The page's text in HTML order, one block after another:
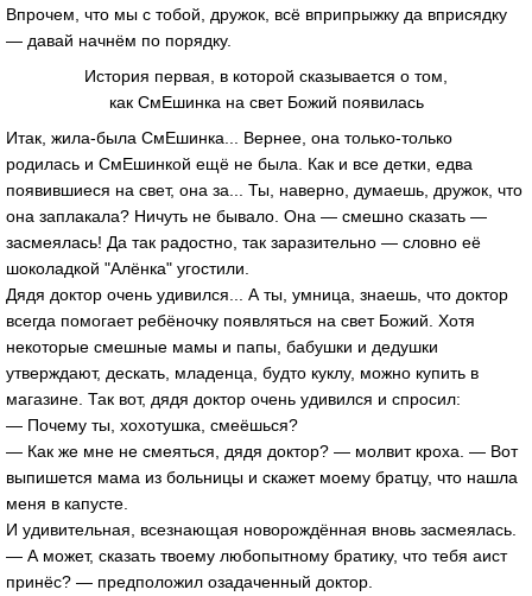
Впрочем, что мы с тобой, дружок, всё вприпрыжку да вприсядку
— давай начнём по порядку.
История первая, в которой сказывается о том,
как СмЕшинка на свет Божий появилась
Итак, жила-была СмЕшинка... Вернее, она только-только
родилась и СмЕшинкой ещё не была. Как и все детки, едва
появившиеся на свет, она за... Ты, наверно, думаешь, дружок, что
она заплакала? Ничуть не бывало. Она — смешно сказать —
засмеялась! Да так радостно, так заразительно — словно её
шоколадкой "Алёнка" угостили.
Дядя доктор очень удивился... А ты, умница, знаешь, что доктор
всегда помогает ребёночку появляться на свет Божий. Хотя
некоторые смешные мамы и папы, бабушки и дедушки
утверждают, дескать, младенца, будто куклу, можно купить в
магазине. Так вот, дядя доктор очень удивился и спросил:
— Почему ты, хохотушка, смеёшься?
— Как же мне не смеяться, дядя доктор? — молвит кроха. — Вот
выпишется мама из больницы и скажет моему братцу, что нашла
меня в капусте.
И удивительная, всезнающая новорождённая вновь засмеялась.
— А может, сказать твоему любопытному братику, что тебя аист
принёс? — предположил озадаченный доктор.